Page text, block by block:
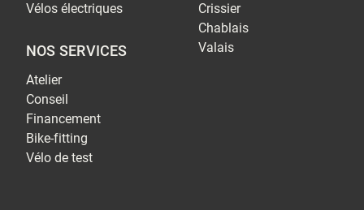
Vélos électriques
NOS SERVICES
Atelier
Conseil
Financement
Bike-fitting
Vélo de test
Crissier
Chablais
Valais